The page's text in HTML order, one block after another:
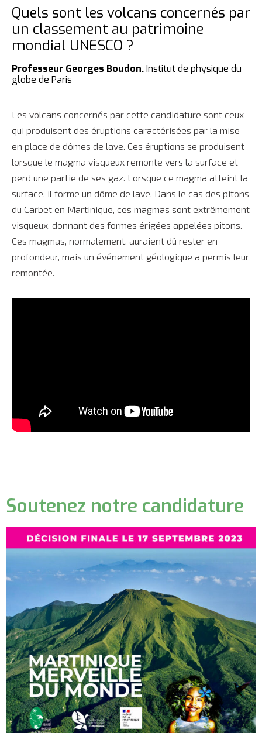
Quels sont les volcans concernés par
un classement au patrimoine
mondial UNESCO ?
Professeur Georges Boudon.Institut de physique du
globe de Paris
Les volcans concernés par cette candidature sont ceux
qui produisent des éruptions caractérisées par la mise
en place de dômes de lave. Ces éruptions se produisent
lorsque le magma visqueux remonte vers la surface et
perd une partie de ses gaz. Lorsque ce magma atteint la
surface, il forme un dôme de lave. Dans le cas des pitons
du Carbet en Martinique, ces magmas sont extrêmement
visqueux, donnant des formes érigées appelées pitons.
Ces magmas, normalement, auraient dû rester en
profondeur, mais un événement géologique a permis leur
remontée.
Soutenez notre candidature